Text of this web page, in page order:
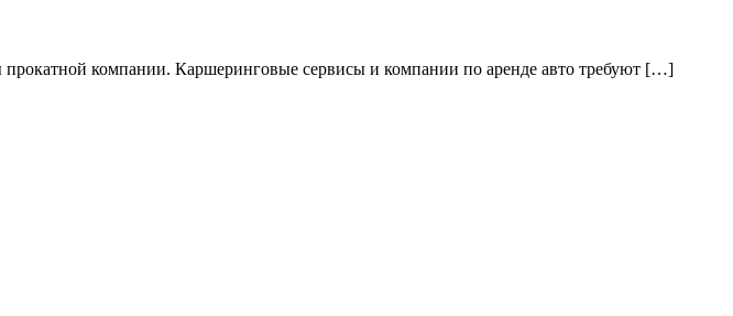
прокатной компании. Каршеринговые сервисы и компании по аренде авто требуют […]